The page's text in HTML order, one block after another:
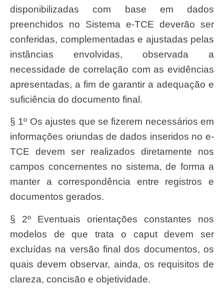
disponibilizadas com base em dados
preenchidos no Sistema e-TCE deverão ser
conferidas, complementadas e ajustadas pelas
instâncias envolvidas, observada a
necessidade de correlação com as evidências
apresentadas, a fim de garantir a adequação e
suficiência do documento final.
§ 1º Os ajustes que se fizerem necessários em
informações oriundas de dados inseridos no e-
TCE devem ser realizados diretamente nos
campos concernentes no sistema, de forma a
manter a correspondência entre registros e
documentos gerados.
§ 2º Eventuais orientações constantes nos
modelos de que trata o caput devem ser
excluídas na versão final dos documentos, os
quais devem observar, ainda, os requisitos de
clareza, concisão e objetividade.